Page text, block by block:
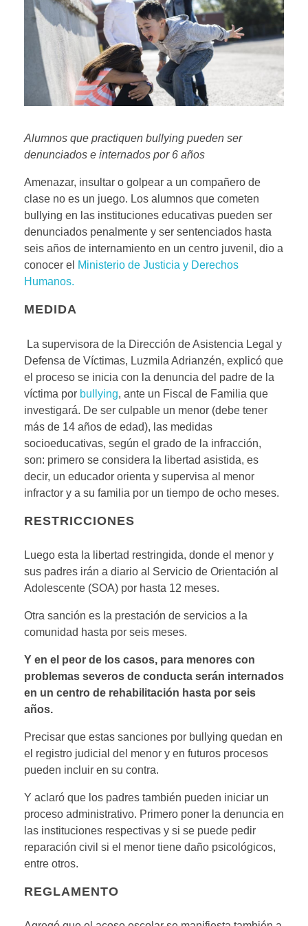
Alumnos que practiquen bullying pueden ser
denunciados e internados por 6 años
Amenazar, insultar o golpear a un compañero de
clase no es un juego. Los alumnos que cometen
bullying en las instituciones educativas pueden ser
denunciados penalmente y ser sentenciados hasta
seis años de internamiento en un centro juvenil, dio a
conocer el Ministerio de Justicia y Derechos
Humanos.
MEDIDA
La supervisora de la Dirección de Asistencia Legal y
Defensa de Víctimas, Luzmila Adrianzén, explicó que
el proceso se inicia con la denuncia del padre de la
víctima por bullying, ante un Fiscal de Familia que
investigará. De ser culpable un menor (debe tener
más de 14 años de edad), las medidas
socioeducativas, según el grado de la infracción,
son: primero se considera la libertad asistida, es
decir, un educador orienta y supervisa al menor
infractor y a su familia por un tiempo de ocho meses.
RESTRICCIONES
Luego esta la libertad restringida, donde el menor y
sus padres irán a diario al Servicio de Orientación al
Adolescente (SOA) por hasta 12 meses.
Otra sanción es la prestación de servicios a la
comunidad hasta por seis meses.
Y en el peor de los casos, para menores con
problemas severos de conducta serán internados
en un centro de rehabilitación hasta por seis
años.
Precisar que estas sanciones por bullying quedan en
el registro judicial del menor y en futuros procesos
pueden incluir en su contra.
Y aclaró que los padres también pueden iniciar un
proceso administrativo. Primero poner la denuncia en
las instituciones respectivas y si se puede pedir
reparación civil si el menor tiene daño psicológicos,
entre otros.
REGLAMENTO